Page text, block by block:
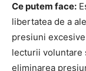
Ce putem face:
libertatea de a
presiuni
lecturii voluntare
eliminarea